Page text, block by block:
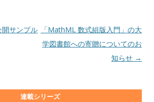
サンプル
「MathML 数式組版入門」の大
学図書館への寄贈についてのお
知らせ →
連載シリーズ